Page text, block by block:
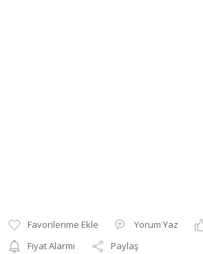
Yorum Yaz
Fiyat Alarmı
Paylaş